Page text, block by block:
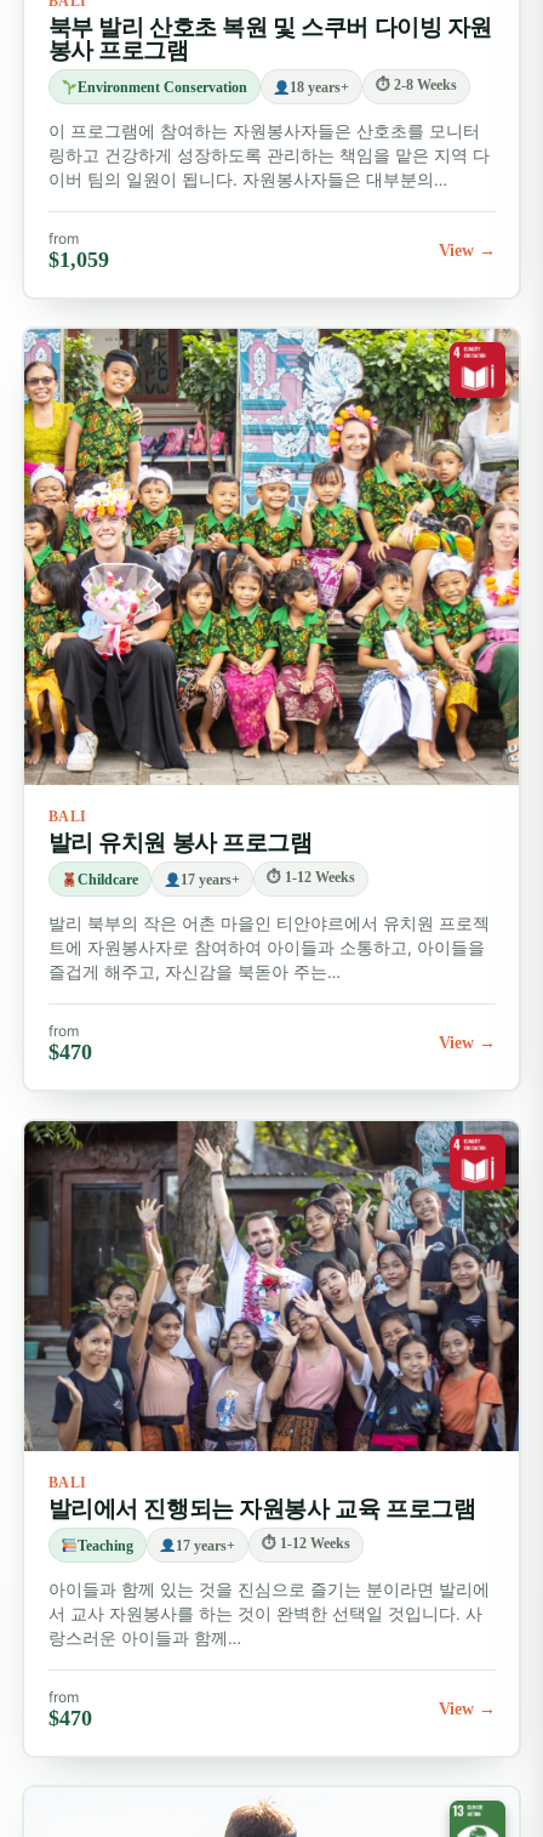
있는 봉사를 할 수 있는 프로그램에 참여하세요. 프로그램
선택에 도움이 필요하신가요? 저희가 모든 단계를 안내해
드리겠습니다.
주말 여행 추천 코스
발리에서의 모험은 끝이 없을 것 같아요! 인도네시아에서
가장 아름다운 섬 중 하나인 발리의 매력을 모두 경험하려
해 보세요. 몽키 포레스트에서 하루를 보내고 깃깃 폭포까
지 하이킹을 떠나는 것도 좋겠죠. 발리에서 가장 아름다운
사원 중 하나인 타나롯 사원을 방문하여 인스타그램에 올
릴 만한 멋진 사진을 찍어보세요! 편안한 주말을 보내고 싶
다면, 북부 발리의 이국적인 마을들을 자전거로 둘러보며
바투르 산과 킨타마니 산을 배경으로 펼쳐지는 아름다운
자틸루위 계단식 논을 감상해 보세요.주말에는 발리의 아
름다운 사원들을 탐방하는 것도좋은 선택입니다. 사진으
로만 봤던 사원들을 직접 눈으로 확인해 보세요. 타나롯 사
원, 울루와투 사원, 베사키 사원 등을 방문하여 엽서처럼
아름다운 사진을 남겨보세요!발리 사파리 앤 마린 파크에
서 하루를 보내세요. 발리에서 가장 크고 인기 있는 동물
테마파크 중 하나인 이곳에서는 80종이 넘는 동물들이 자
연 서식지와 유사한 넓은 우리에서 자유롭게 돌아다니는
모습을 볼 수 있어 즐거운 시간을 보낼 수 있습니다.
베노아 해변에서 패러세일링을 즐겨보세요.
킷리스트에 '수상 스포츠 체험'이 있다면 주말에 탄중 베노
아 해변으로 가서 패러세일링을 꼭 해보세요! 발리에서 가
장 안전한 액티비티 중 하나이며, 국제 표준을 충족하는 장
링 외에도 탄중 베노아에서는 스쿠버 다이빙이나 씨워크
를 즐길 수 있습니다.
. 700마리가 넘는 원숭이들이 있는 이곳은 꼭 방문할
가치가 있습니다! 다른 볼거리가 없더라도 이 귀여운 원숭
이들과 함께 즐거운 하루를 보내기에 충분합니다. 나무 사
이를 오가는 원숭이들의 재롱에 감탄하고, 숲 속에 자리한
고대 사원들을 방문해 보세요.요리 강습에 참여하는 것도
좋습니다. 해변에서 편안하게 시간을 보내고 싶은 분들은
주말에 몇 시간 동안 요리 강습에 참여하여 정통 발리 요
리를 만드는 법을 배워볼 수 있습니다. 버킷리스트에 있는
다른 여행 계획이 있거나 위에 언급된 장소들을 방문하고
싶다면, 저희 여행 전문가에게 문의하세요. 주말 여행 계획
을 세우는 데 도움을 드릴 수 있습니다.
traveldesk@volunteeringsolutions.com
는 주말 여행 계획을 적어 이메일을 보내주시면, 고객님의
필요에 맞춰 안내해 드리겠습니다.
더 둘러보기
해외 봉사 프로그램
해외 봉사 교육 프로그램
야생동물 보호 해외 봉사 프로그램
북부 발리 산호초 복원 및 스쿠버 다이빙 자원
봉사 프로그램
Environment Conservation 18 years+ ⏱ 2-8 Weeks
이 프로그램에 참여하는 자원봉사자들은 산호초를 모니터
링하고 건강하게 성장하도록 관리하는 책임을 맡은 지역 다
이버 팀의 일원이 됩니다. 자원봉사자들은 대부분의…
from
$1,059 View →
BALI
발리 유치원 봉사 프로그램
Childcare 17 years+ ⏱ 1-12 Weeks
발리 북부의 작은 어촌 마을인 티안야르에서 유치원 프로젝
트에 자원봉사자로 참여하여 아이들과 소통하고, 아이들을
즐겁게 해주고, 자신감을 북돋아 주는…
from
$470 View →
BALI
발리에서 진행되는 자원봉사 교육 프로그램
Teaching 17 years+ ⏱ 1-12 Weeks
아이들과 함께 있는 것을 진심으로 즐기는 분이라면 발리에
서 교사 자원봉사를 하는 것이 완벽한 선택일 것입니다. 사
랑스러운 아이들과 함께…
from
$470 View →